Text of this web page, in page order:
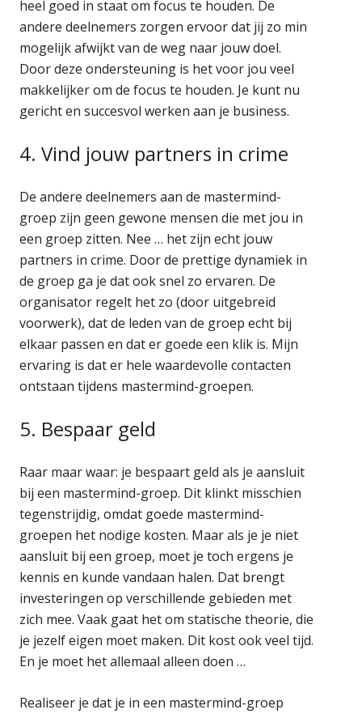
heel goed in staat om focus te houden. De
andere deelnemers zorgen ervoor dat jij zo min
mogelijk afwijkt van de weg naar jouw doel.
Door deze ondersteuning is het voor jou veel
makkelijker om de focus te houden. Je kunt nu
gericht en succesvol werken aan je business.
4. Vind jouw partners in crime
De andere deelnemers aan de mastermind-
groep zijn geen gewone mensen die met jou in
een groep zitten. Nee … het zijn echt jouw
partners in crime. Door de prettige dynamiek in
de groep ga je dat ook snel zo ervaren. De
organisator regelt het zo (door uitgebreid
voorwerk), dat de leden van de groep echt bij
elkaar passen en dat er goede een klik is. Mijn
ervaring is dat er hele waardevolle contacten
ontstaan tijdens mastermind-groepen.
5. Bespaar geld
Raar maar waar: je bespaart geld als je aansluit
bij een mastermind-groep. Dit klinkt misschien
tegenstrijdig, omdat goede mastermind-
groepen het nodige kosten. Maar als je je niet
aansluit bij een groep, moet je toch ergens je
kennis en kunde vandaan halen. Dat brengt
investeringen op verschillende gebieden met
zich mee. Vaak gaat het om statische theorie, die
je jezelf eigen moet maken. Dit kost ook veel tijd.
En je moet het allemaal alleen doen …
Realiseer je dat je in een mastermind-groep